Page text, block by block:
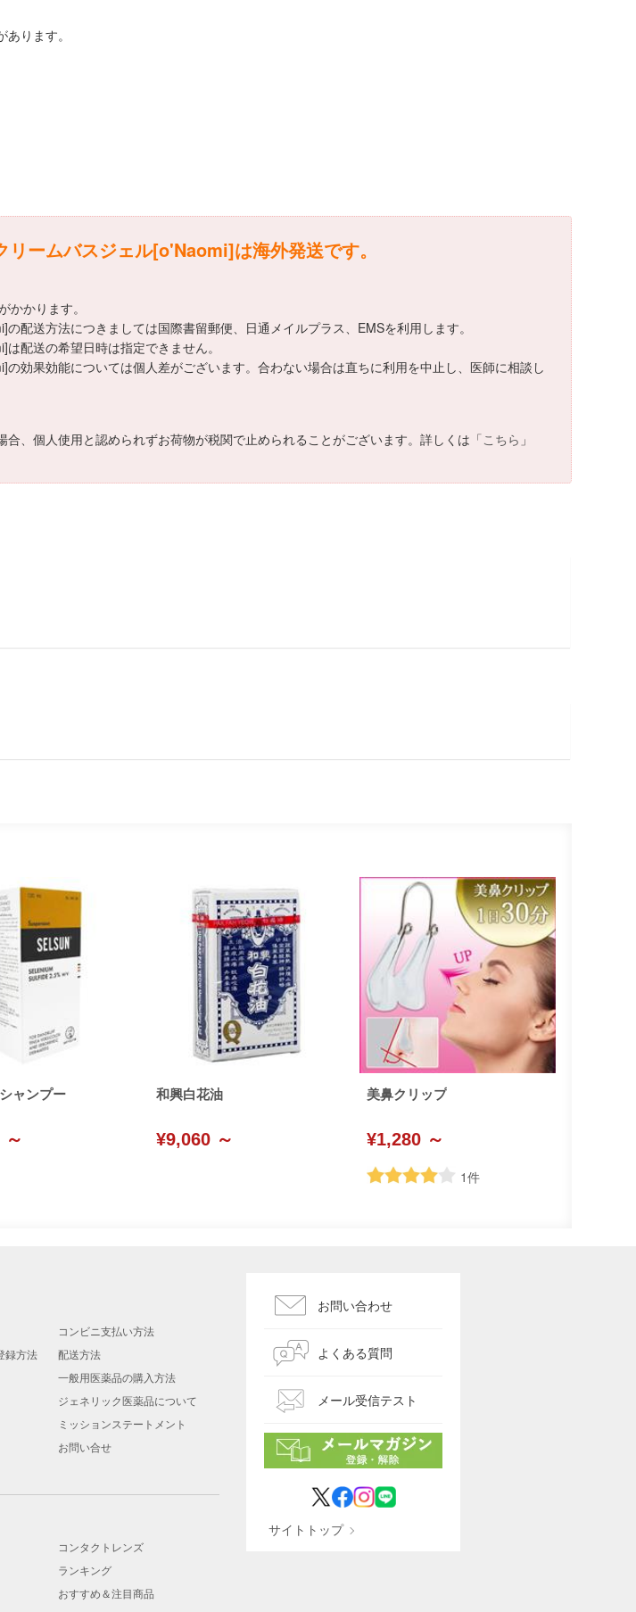
ります。
ームバスジェル[o'Naomi]は海外発送です。
かります。
配送方法につきましては国際書留郵便、日通メイルプラス、EMSを利用します。
配送の希望日時は指定できません。
効果効能については個人差がございます。合わない場合は直ちに利用を中止し、医師に相談し
、個人使用と認められずお荷物が税関で止められることがございます。詳しくは「こちら 」
ャンプー 和興白花油
¥9,060 ～
美鼻クリップ
¥1,280 ～
1件
コンビニ支払い方法
録方法
配送方法
一般用医薬品の購入方法
ジェネリック医薬品について
ミッションステートメント
お問い合せ
コンタクトレンズ
ランキング
おすすめ＆注目商品
お問い合わせ
よくある質問
メール受信テスト
サイトトップ